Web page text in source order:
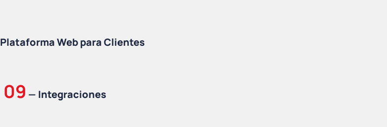
Plataforma Web para Clientes
09 — Integraciones